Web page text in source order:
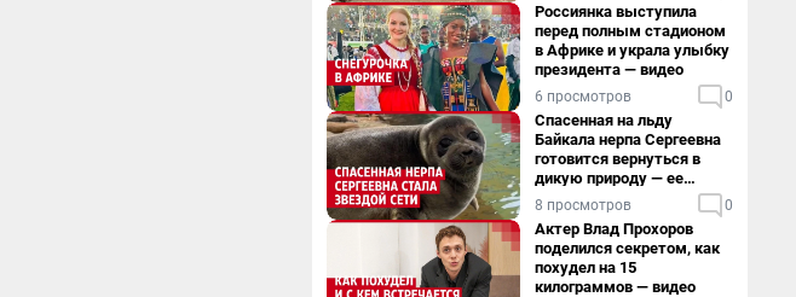
Россиянка выступила
перед полным стадионом
в Африке и украла улыбку
президента — видео
6 просмотров 0
Спасенная на льду
Байкала нерпа Сергеевна
готовится вернуться в
дикую природу — ее
видеоистория
8 просмотров 0
Актер Влад Прохоров
поделился секретом, как
похудел на 15
килограммов — видео